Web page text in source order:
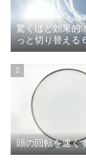
驚くほど効果的
っと切り替える
頭の回転を速く